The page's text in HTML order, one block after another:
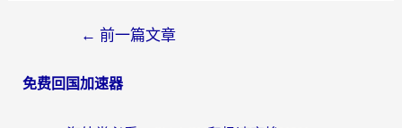
← 前一篇文章
免费回国加速器